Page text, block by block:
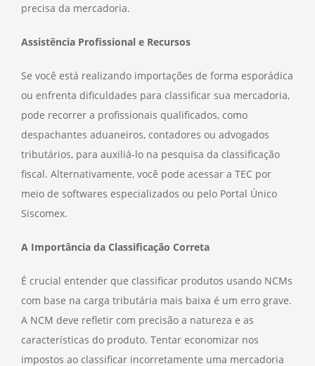
precisa da mercadoria.
Assistência Profissional e Recursos
Se você está realizando importações de forma esporádica
ou enfrenta dificuldades para classificar sua mercadoria,
pode recorrer a profissionais qualificados, como
despachantes aduaneiros, contadores ou advogados
tributários, para auxiliá-lo na pesquisa da classificação
fiscal. Alternativamente, você pode acessar a TEC por
meio de softwares especializados ou pelo Portal Único
Siscomex.
A Importância da Classificação Correta
É crucial entender que classificar produtos usando NCMs
com base na carga tributária mais baixa é um erro grave.
A NCM deve refletir com precisão a natureza e as
características do produto. Tentar economizar nos
impostos ao classificar incorretamente uma mercadoria